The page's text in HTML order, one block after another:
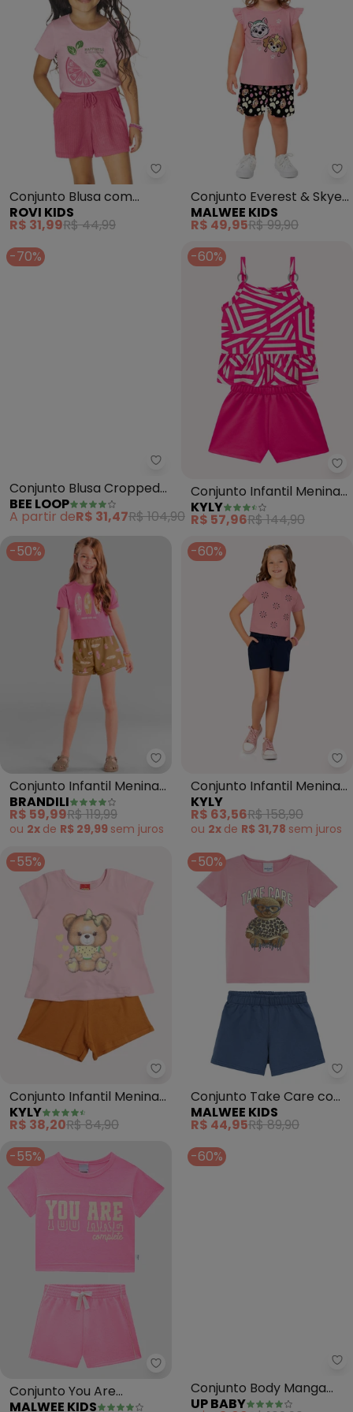
Rovi Kids - Conjunto Blusa com
Conjunto Blusa com
Shorts (Rosa)
ROVI KIDS
R$ 31,99R$ 44,99
Conjunto Everest & Skye®
(Rosa Claro)
MALWEE KIDS
R$ 49,95R$ 99,90
-70%
Bee Loop - Conjunto Blusa
Conjunto Blusa Cropped
e Short (Rosa)
BEE LOOP
A partir deR$ 31,47R$ 104,90
-60%
Conjunto Infantil Menina
Formas Geométricas
(Rosa)
KYLY
R$ 57,96R$ 144,90
-50%
Brandili - Conjunto Infantil
Conjunto Infantil Menina
Praiano (Rosa)
BRANDILI
R$ 59,99R$ 119,99
ou 2x de R$ 29,99 semjuros
-60%
Conjunto Infantil Menina
Sol (Rosa)
KYLY
R$ 63,56R$ 158,90
ou 2x de R$ 31,78 semjuros
-55%
Kyly - Conjunto Infantil Menina
Conjunto Infantil Menina
Ursinho (Rosa)
KYLY
R$ 38,20R$ 84,90
-50%
Conjunto Take Care com
Ursinho (Rosa)
MALWEE KIDS
R$ 44,95R$ 89,90
-55%
Malwee Kids - Conjunto You
Conjunto You Are
-60%
Conjunto Body Manga